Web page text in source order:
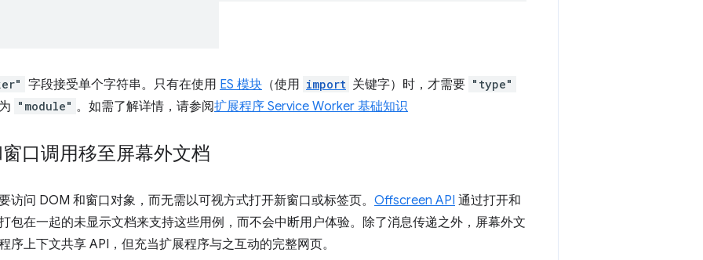
字段接受单个字符串。只有在使用 ES 模块 （使用 import 关键字）时，才需要 "type"
"module" 。如需了解详情，请参阅扩展程序 Service Worker 基础知识
口调用移至屏幕外文档
访问 DOM 和窗口对象，而无需以可视方式打开新窗口或标签页。 Offscreen API 通过打开和
包在一起的未显示文档来支持这些用例，而不会中断用户体验。除了消息传递之外，屏幕外文
序上下文共享 API，但充当扩展程序与之互动的完整网页。